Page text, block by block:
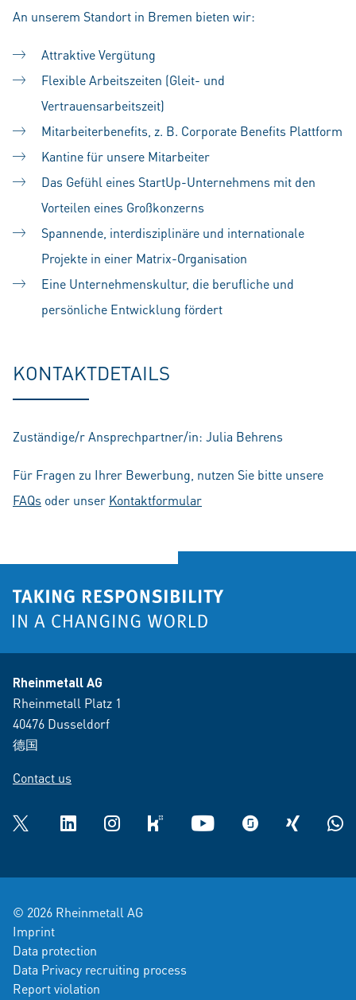
An unserem Standort in Bremen bieten wir:
Attraktive Vergütung
Flexible Arbeitszeiten (Gleit- und
Vertrauensarbeitszeit)
Mitarbeiterbenefits, z. B. Corporate Benefits Plattform
Kantine für unsere Mitarbeiter
Das Gefühl eines StartUp-Unternehmens mit den
Vorteilen eines Großkonzerns
Spannende, interdisziplinäre und internationale
Projekte in einer Matrix-Organisation
Eine Unternehmenskultur, die berufliche und
persönliche Entwicklung fördert
KONTAKTDETAILS
Zuständige/r Ansprechpartner/in: Julia Behrens
Für Fragen zu Ihrer Bewerbung, nutzen Sie bitte unsere
FAQs oder unser Kontaktformular
Rheinmetall AG
Rheinmetall Platz 1
40476 Dusseldorf
德国
Contact us
Twitter LinkedInInstagramkununu YouTube glassdoorXING
© 2026 Rheinmetall AG
Imprint
Data protection
Data Privacy recruiting process
Report violation